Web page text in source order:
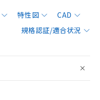
特性図
CAD
規格認証/適合状況